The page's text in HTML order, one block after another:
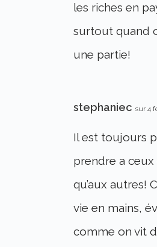
les riches en
surtout quand
une partie!
stephaniec sur 4
Il est toujours
prendre a
qu’aux autres!
vie en mains,
comme on vit